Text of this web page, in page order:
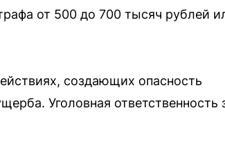
от 500 до 700 тысяч рублей
создающих опасность
Уголовная ответственность